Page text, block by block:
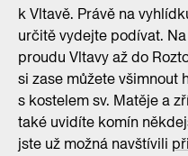
k Vltavě. Právě na
určitě vydejte podívat.
proudu Vltavy až do
si zase můžete všimnout
s kostelem sv. Matěje a
také uvidíte komín
jste už možná navštívili